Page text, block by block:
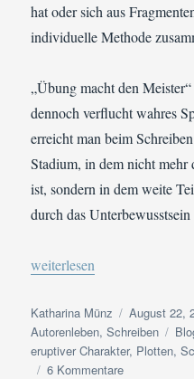
hat oder sich aus
individuelle Methode
„Übung macht den
dennoch verflucht wahres
erreicht man beim
Stadium, in dem nicht mehr
ist, sondern in dem weite
durch das
„Interna aus dem
weiterlesen
Autor
Katharina Münz
am
August 22,
Autorenleben,Schreiben
eruptiver Charakter, Plotten,
6 Kommentarezu